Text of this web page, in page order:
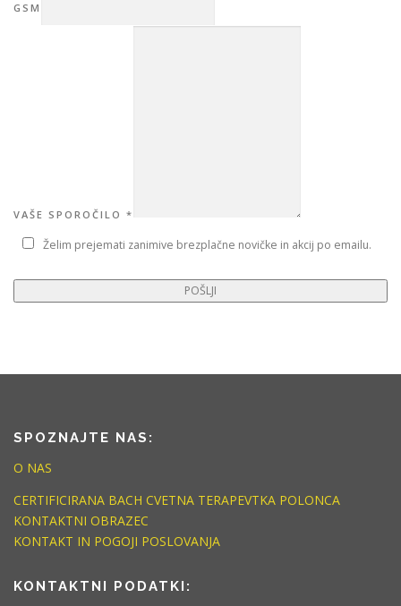
GSM
VAŠE SPOROČILO *
Želim prejemati zanimive brezplačne novičke in akcij po emailu.
POŠLJI
SPOZNAJTE NAS:
O NAS
CERTIFICIRANA BACH CVETNA TERAPEVTKA POLONCA
KONTAKTNI OBRAZEC
KONTAKT IN POGOJI POSLOVANJA
KONTAKTNI PODATKI: